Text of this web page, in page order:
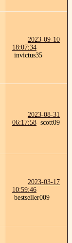
2023-09-10
18:07:34
invictus35
2023-08-31
06:17:58 scott09
2023-03-17
10:59:46
bestseller009